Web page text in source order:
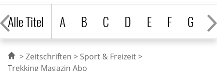
Alle Titel
A B C D E F G H
Zeitschriften
Sport & Freizeit
Trekking Magazin Abo